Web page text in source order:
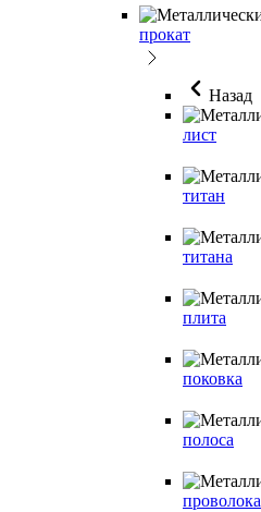
прокат
Назад
лист
титан
титана
плита
поковка
полоса
проволока